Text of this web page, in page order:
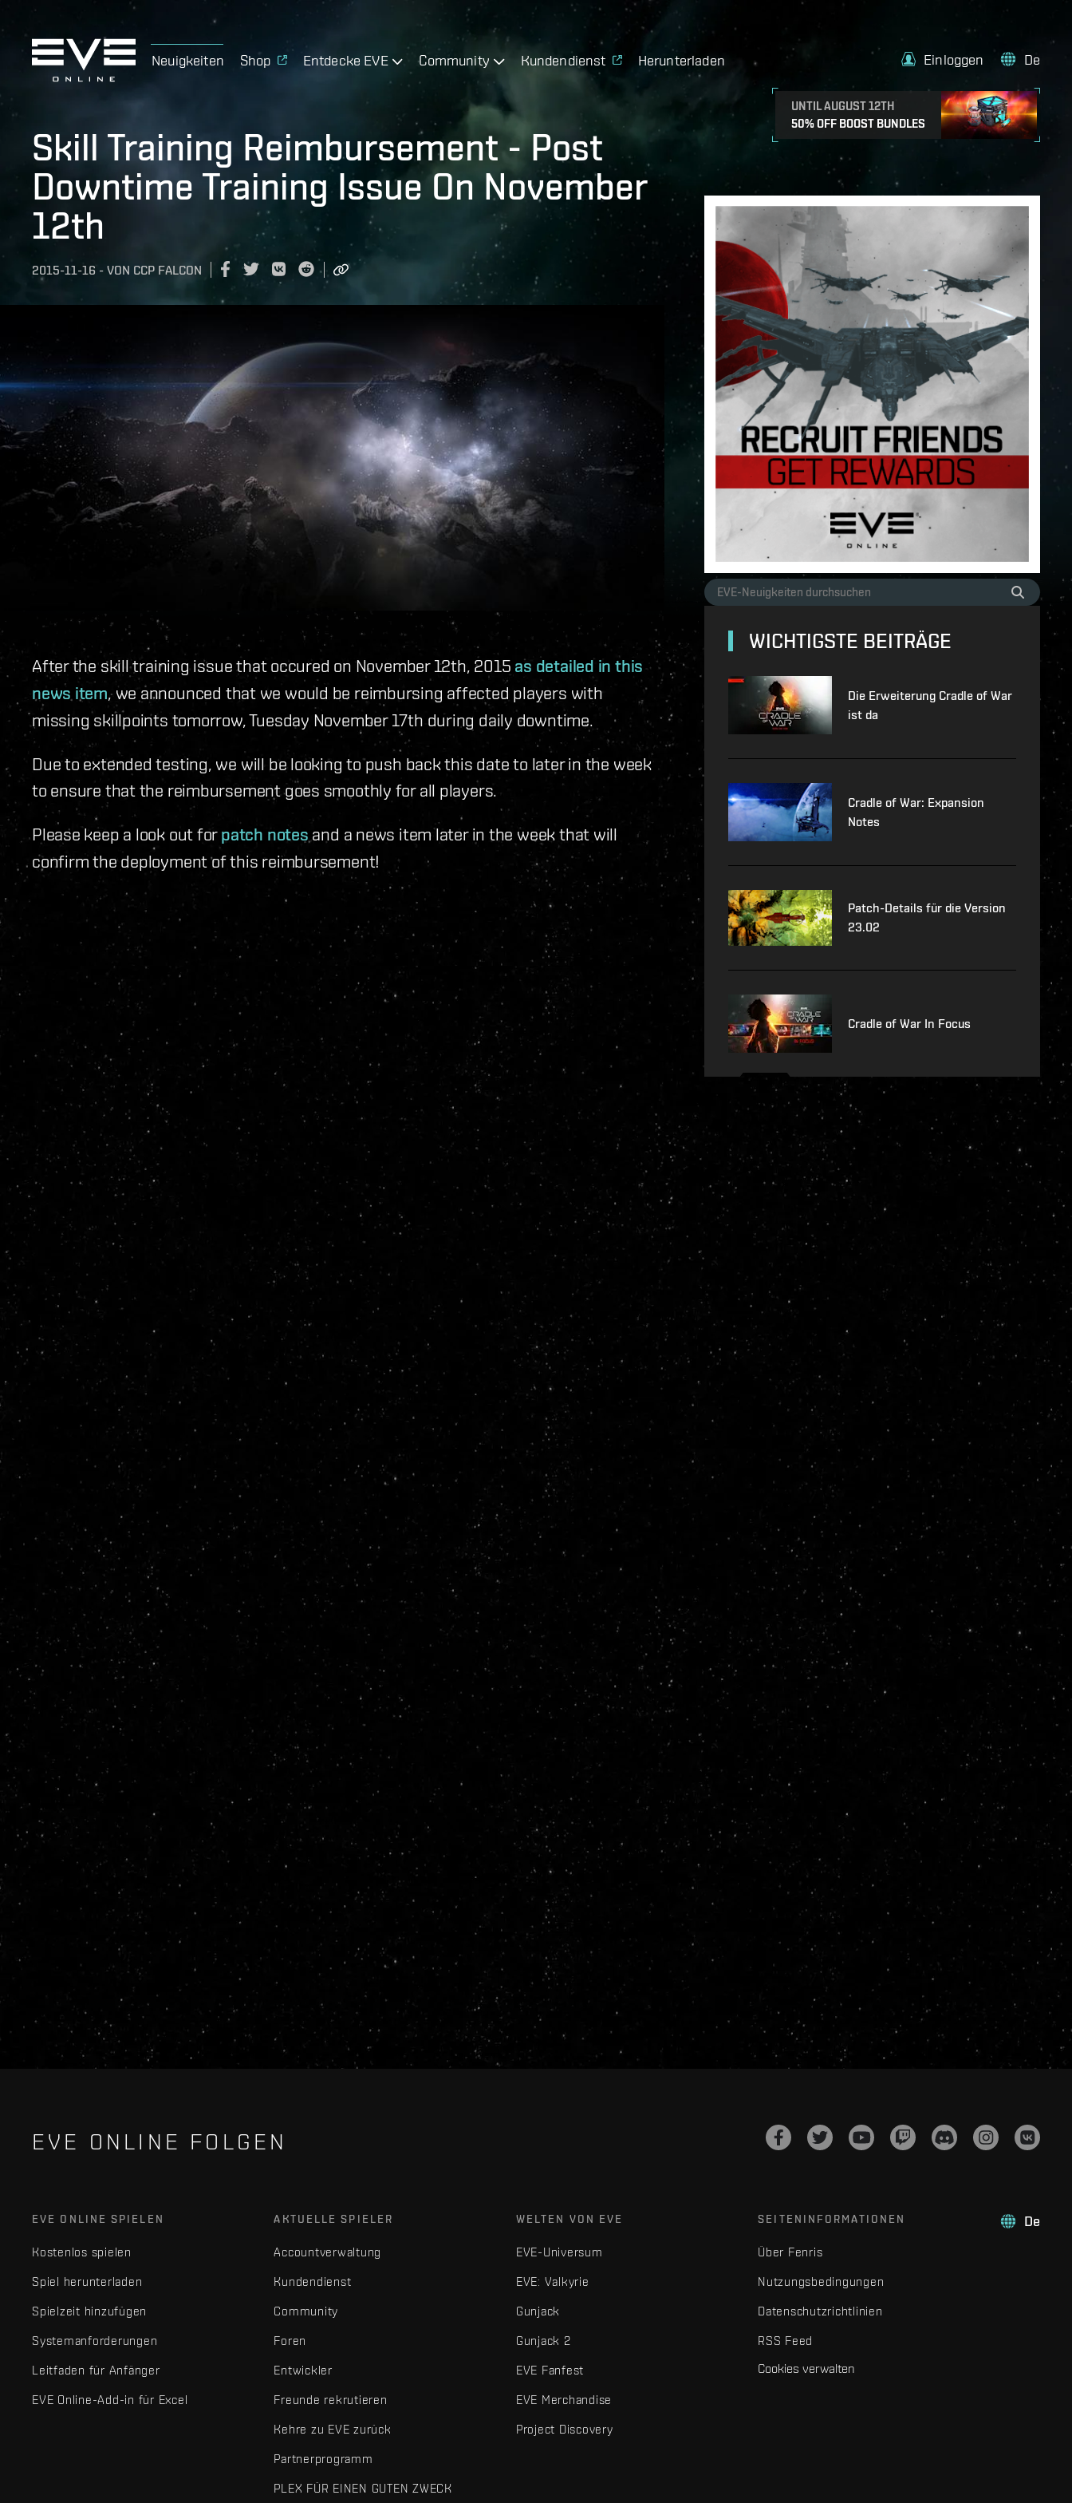
Neuigkeiten Shop Entdecke EVE Community Kundendienst Herunterladen
UNTIL AUGUST 12TH
50% OFF BOOST BUNDLES
Einloggen De
Skill Training Reimbursement - Post
Downtime Training Issue On November
12th
2015-11-16 - VON CCP FALCON
After the skill training issue that occured on November 12th, 2015 as detailed in this
news item, we announced that we would be reimbursing affected players with
missing skillpoints tomorrow, Tuesday November 17th during daily downtime.
Due to extended testing, we will be looking to push back this date to later in the week
to ensure that the reimbursement goes smoothly for all players.
Please keep a look out for patch notes and a news item later in the week that will
confirm the deployment of this reimbursement!
WICHTIGSTE BEITRÄGE
Die Erweiterung Cradle of War
ist da
Cradle of War: Expansion
Notes
Patch-Details für die Version
23.02
Cradle of War In Focus
EVE ONLINE FOLGEN
De
EVE ONLINE SPIELEN
Kostenlos spielen
Spiel herunterladen
Spielzeit hinzufügen
Systemanforderungen
Leitfaden für Anfänger
EVE Online-Add-in für Excel
AKTUELLE SPIELER
Accountverwaltung
Kundendienst
Community
Foren
Entwickler
Freunde rekrutieren
Kehre zu EVE zurück
Partnerprogramm
PLEX FÜR EINEN GUTEN ZWECK
WELTEN VON EVE
EVE-Universum
EVE: Valkyrie
Gunjack
Gunjack 2
EVE Fanfest
EVE Merchandise
Project Discovery
SEITENINFORMATIONEN
Über Fenris
Nutzungsbedingungen
Datenschutzrichtlinien
RSS Feed
Cookies verwalten